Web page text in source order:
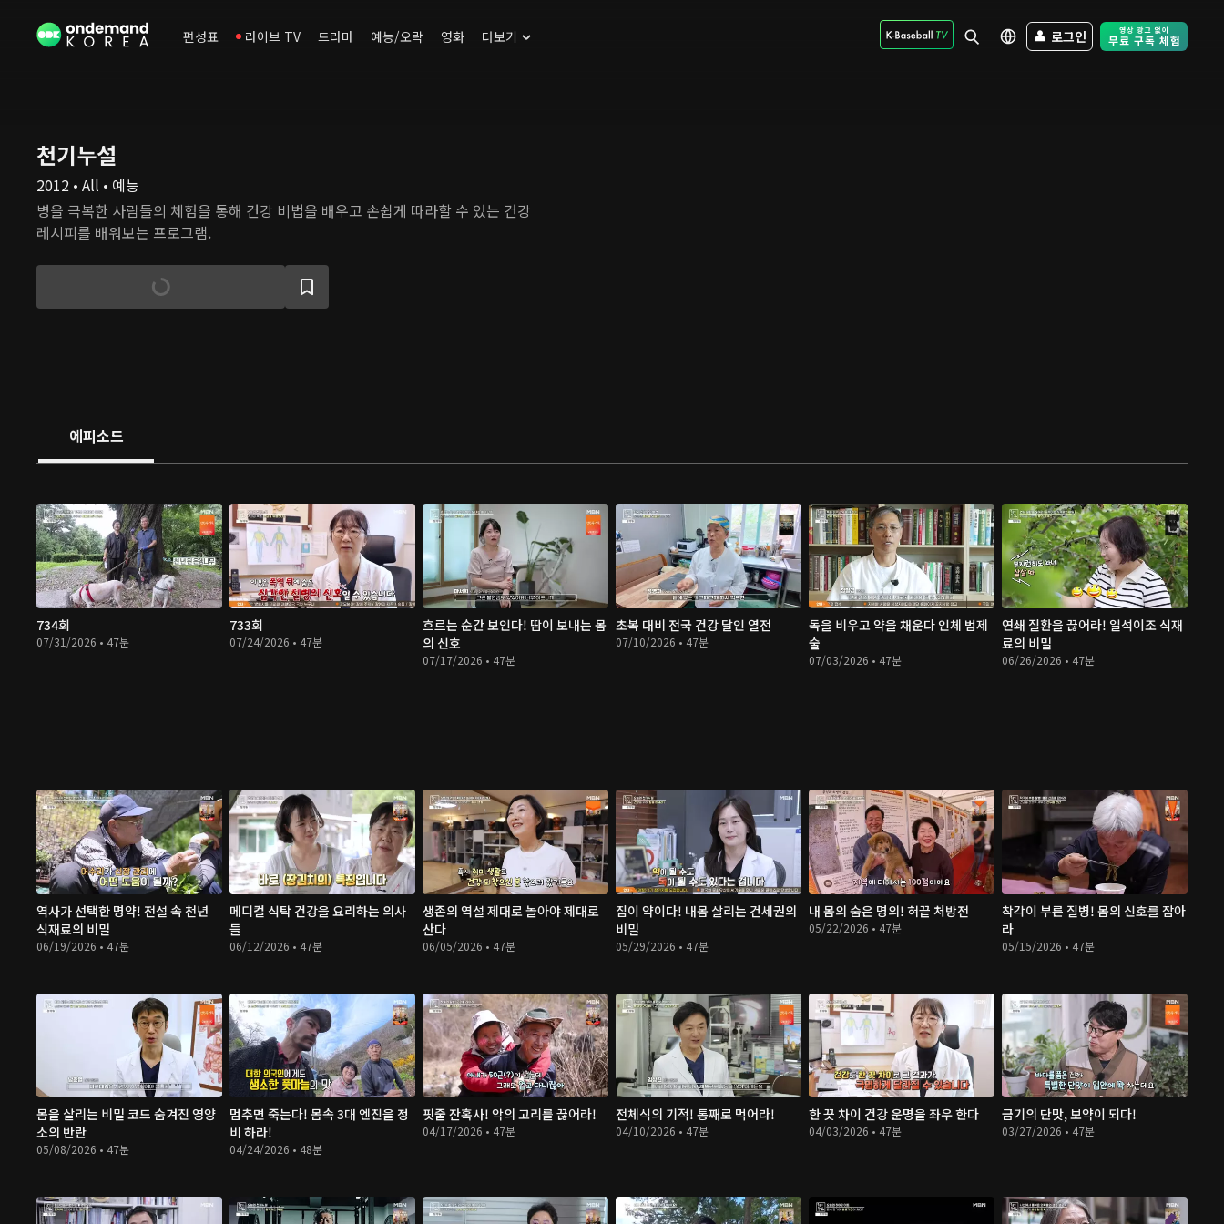
편성표 라이브 TV 드라마 예능/오락 영화 더보기 로그인 Free Trial -
천기누설
2012 • All • 예능
병을 극복한 사람들의 체험을 통해 건강 비법을 배우고 손쉽게 따라할 수 있는 건강
레시피를 배워보는 프로그램.
에피소드
734회
07/31/2026 • 47분
733회
07/24/2026 • 47분
흐르는 순간 보인다! 땀이 보내는 몸
의 신호
07/17/2026 • 47분
초복 대비 전국 건강 달인 열전
07/10/2026 • 47분
독을 비우고 약을 채운다 인체 법제
술
07/03/2026 • 47분
연쇄 질환을 끊어라! 일석이조 식재
료의 비밀
06/26/2026 • 47분
역사가 선택한 명약! 전설 속 천년
식재료의 비밀
06/19/2026 • 47분
메디컬 식탁 건강을 요리하는 의사
들
06/12/2026 • 47분
생존의 역설 제대로 놀아야 제대로
산다
06/05/2026 • 47분
집이 약이다! 내몸 살리는 건세권의
비밀
05/29/2026 • 47분
내 몸의 숨은 명의! 혀끝 처방전
05/22/2026 • 47분
착각이 부른 질병! 몸의 신호를 잡아
라
05/15/2026 • 47분
몸을 살리는 비밀 코드 숨겨진 영양
소의 반란
05/08/2026 • 47분
멈추면 죽는다! 몸속 3대 엔진을 정
비 하라!
04/24/2026 • 48분
핏줄 잔혹사! 악의 고리를 끊어라!
04/17/2026 • 47분
전체식의 기적! 통째로 먹어라!
04/10/2026 • 47분
한 끗 차이 건강 운명을 좌우 한다
04/03/2026 • 47분
금기의 단맛, 보약이 되다!
03/27/2026 • 47분